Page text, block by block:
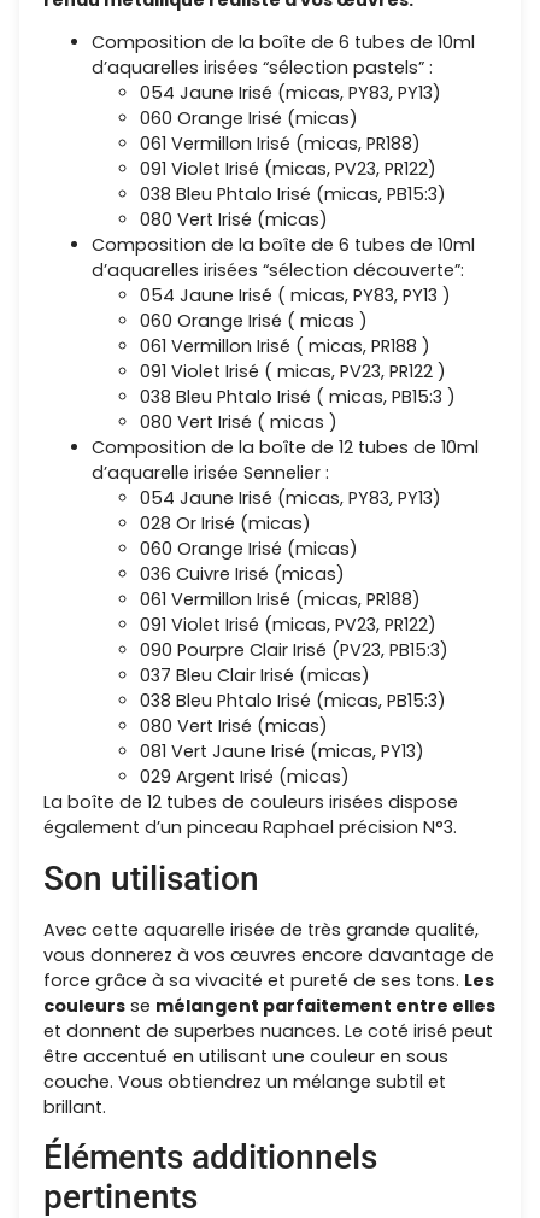
Composition de la boîte de 6 tubes de 10ml
d’aquarelles irisées “sélection pastels” :
054 Jaune Irisé (micas, PY83, PY13)
060 Orange Irisé (micas)
061 Vermillon Irisé (micas, PR188)
091 Violet Irisé (micas, PV23, PR122)
038 Bleu Phtalo Irisé (micas, PB15:3)
080 Vert Irisé (micas)
Composition de la boîte de 6 tubes de 10ml
d’aquarelles irisées “sélection découverte”:
054 Jaune Irisé ( micas, PY83, PY13 )
060 Orange Irisé ( micas )
061 Vermillon Irisé ( micas, PR188 )
091 Violet Irisé ( micas, PV23, PR122 )
038 Bleu Phtalo Irisé ( micas, PB15:3 )
080 Vert Irisé ( micas )
Composition de la boîte de 12 tubes de 10ml
d’aquarelle irisée Sennelier :
054 Jaune Irisé (micas, PY83, PY13)
028 Or Irisé (micas)
060 Orange Irisé (micas)
036 Cuivre Irisé (micas)
061 Vermillon Irisé (micas, PR188)
091 Violet Irisé (micas, PV23, PR122)
090 Pourpre Clair Irisé (PV23, PB15:3)
037 Bleu Clair Irisé (micas)
038 Bleu Phtalo Irisé (micas, PB15:3)
080 Vert Irisé (micas)
081 Vert Jaune Irisé (micas, PY13)
029 Argent Irisé (micas)
La boîte de 12 tubes de couleurs irisées dispose
également d’un pinceau Raphael précision N°3.
Son utilisation
Avec cette aquarelle irisée de très grande qualité,
vous donnerez à vos œuvres encore davantage de
force grâce à sa vivacité et pureté de ses tons. Les
couleurs se mélangent parfaitement entre elles
et donnent de superbes nuances. Le coté irisé peut
être accentué en utilisant une couleur en sous
couche. Vous obtiendrez un mélange subtil et
brillant.
Éléments additionnels
pertinents